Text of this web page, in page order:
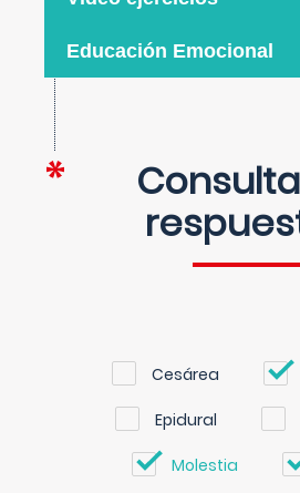
Educación Emocional
Cesárea
Epidural
Molestia